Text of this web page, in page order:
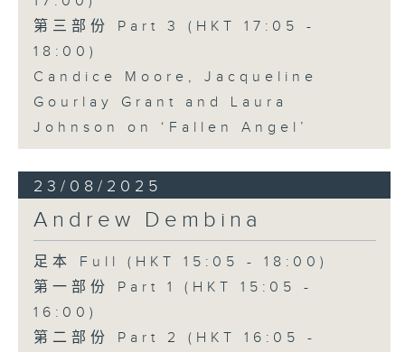
第三部份 Part 3 (HKT 17:05 -
18:00)
Candice Moore, Jacqueline
Gourlay Grant and Laura
Johnson on ‘Fallen Angel’
23/08/2025
Andrew Dembina
足本 Full (HKT 15:05 - 18:00)
第一部份 Part 1 (HKT 15:05 -
16:00)
第二部份 Part 2 (HKT 16:05 -